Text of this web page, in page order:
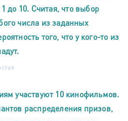
до 10. Считая, что выбор
числа из заданных
того, что у кого-то из
участвуют 10 кинофильмов.
распределения призов,